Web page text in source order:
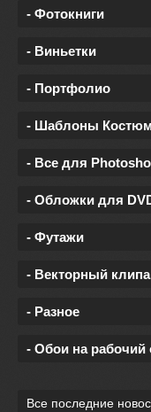
- Фотокниги
- Виньетки
- Портфолио
- Шаблоны
- Все для
- Обложки для
- Футажи
- Векторный
- Разное
- Обои на рабочий
Все последние